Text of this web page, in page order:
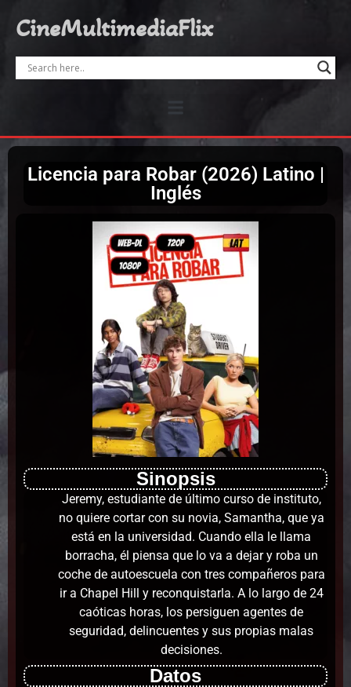
CineMultimediaFlix
Licencia para Robar (2026) Latino |
Inglés
Sinopsis
Jeremy, estudiante de último curso de instituto,
no quiere cortar con su novia, Samantha, que ya
está en la universidad. Cuando ella le llama
borracha, él piensa que lo va a dejar y roba un
coche de autoescuela con tres compañeros para
ir a Chapel Hill y reconquistarla. A lo largo de 24
caóticas horas, los persiguen agentes de
seguridad, delincuentes y sus propias malas
decisiones.
Datos